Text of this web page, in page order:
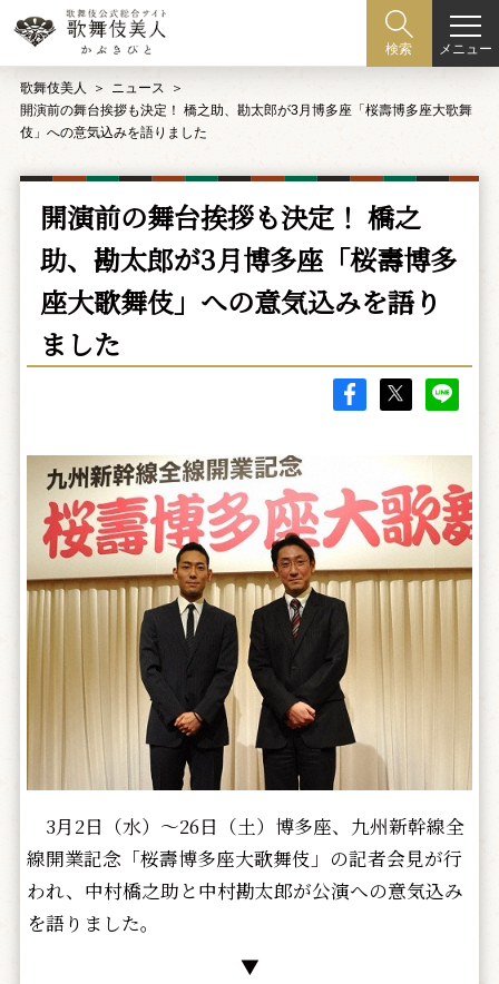
検索 メニュー
歌舞伎美人
ニュース
開演前の舞台挨拶も決定！ 橋之助、勘太郎が3月博多座「桜壽博多座大歌舞
伎」への意気込みを語りました
開演前の舞台挨拶も決定！ 橋之
助、勘太郎が3月博多座「桜壽博多
座大歌舞伎」への意気込みを語り
ました
3月2日（水）～26日（土）博多座、九州新幹線全
線開業記念「桜壽博多座大歌舞伎」の記者会見が行
われ、中村橋之助と中村勘太郎が公演への意気込み
を語りました。
▼